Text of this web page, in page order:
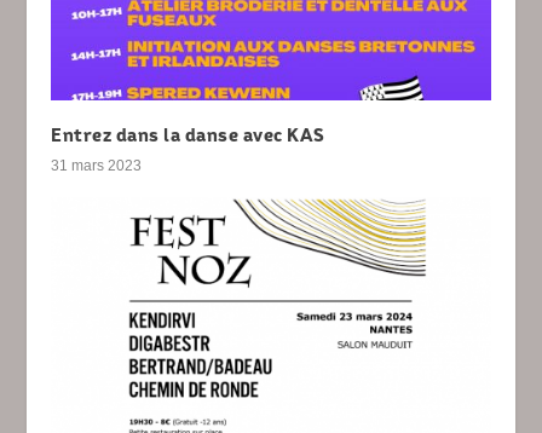
Entrez dans la danse avec KAS
31 mars 2023